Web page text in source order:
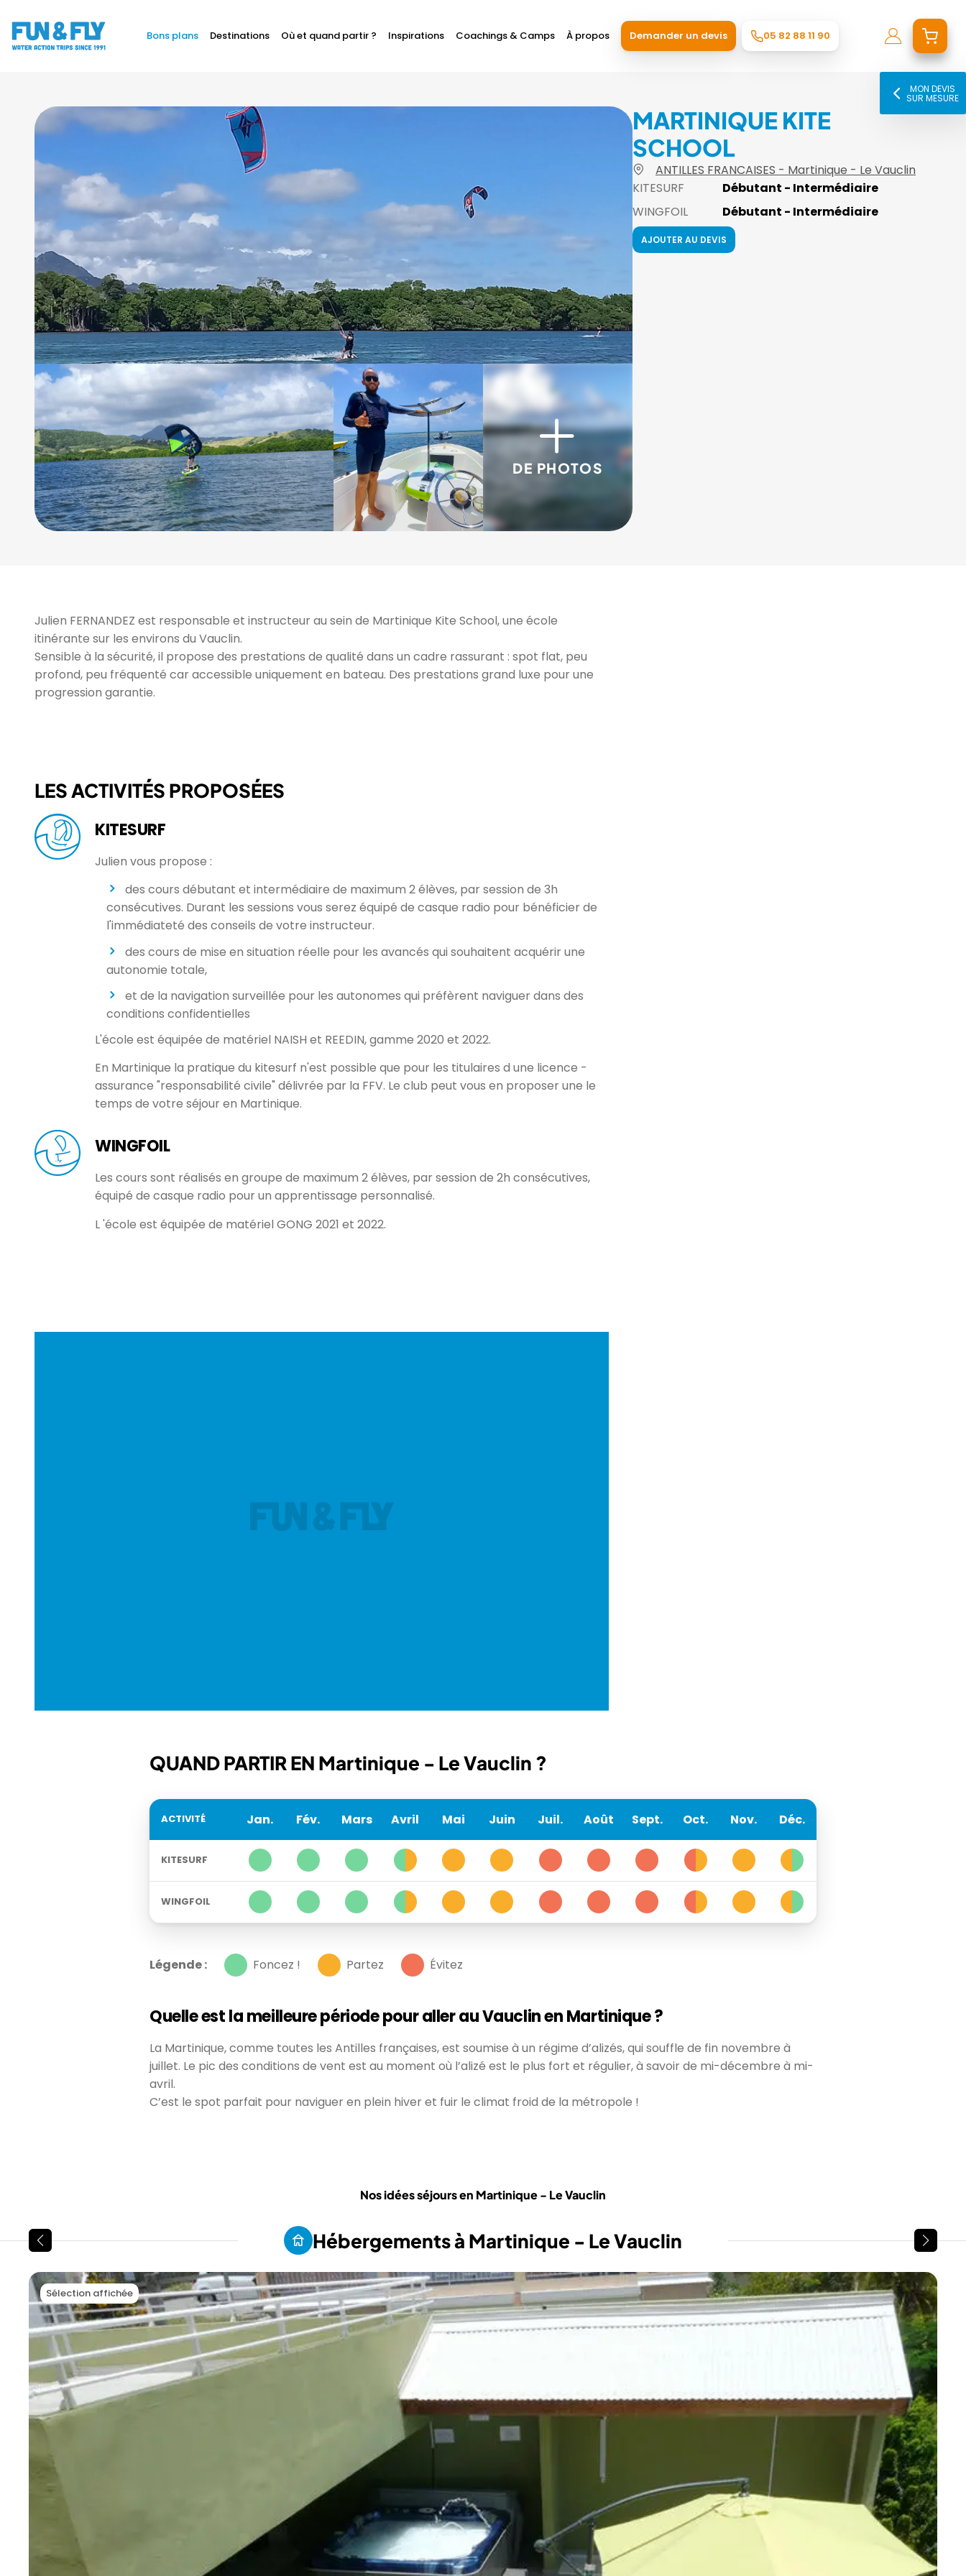
OÙ ET QUAND PARTIR ?
COACHINGS & CAMPS
BON CADEAU
LE BLOG RIDER
DEMANDER UN DEVIS
Bons plans Destinations Où et quand partir ? Inspirations Coachings & Camps À propos Demander un devis 05 82 88 11 90
1/5
2/5 3/5 4/5
DE PHOTOS
MARTINIQUE KITE
SCHOOL
ANTILLES FRANCAISES - Martinique - Le Vauclin
KITESURF
Débutant - Intermédiaire
WINGFOIL
Débutant - Intermédiaire
AJOUTER AU DEVIS
Julien FERNANDEZ est responsable et instructeur au sein de Martinique Kite School, une école
itinérante sur les environs du Vauclin.
Sensible à la sécurité, il propose des prestations de qualité dans un cadre rassurant : spot flat, peu
profond, peu fréquenté car accessible uniquement en bateau. Des prestations grand luxe pour une
progression garantie.
LES ACTIVITÉS PROPOSÉES
KITESURF
Julien vous propose :
des cours débutant et intermédiaire de maximum 2 élèves, par session de 3h
consécutives. Durant les sessions vous serez équipé de casque radio pour bénéficier de
l'immédiateté des conseils de votre instructeur.
des cours de mise en situation réelle pour les avancés qui souhaitent acquérir une
autonomie totale,
et de la navigation surveillée pour les autonomes qui préfèrent naviguer dans des
conditions confidentielles
L'école est équipée de matériel NAISH et REEDIN, gamme 2020 et 2022.
En Martinique la pratique du kitesurf n'est possible que pour les titulaires d une licence -
assurance "responsabilité civile" délivrée par la FFV. Le club peut vous en proposer une le
temps de votre séjour en Martinique.
WINGFOIL
Les cours sont réalisés en groupe de maximum 2 élèves, par session de 2h consécutives,
équipé de casque radio pour un apprentissage personnalisé.
L 'école est équipée de matériel GONG 2021 et 2022.
QUAND PARTIR EN Martinique - Le Vauclin ?
ACTIVITÉ Jan. Fév. Mars Avril Mai Juin Juil. Août Sept. Oct. Nov. Déc.
KITESURF
WINGFOIL
Légende : Foncez ! Partez Évitez
Quelle est la meilleure période pour aller au Vauclin en Martinique ?
La Martinique, comme toutes les Antilles françaises, est soumise à un régime d’alizés, qui souffle de fin novembre à
juillet. Le pic des conditions de vent est au moment où l’alizé est le plus fort et régulier, à savoir de mi-décembre à mi-
avril.
C’est le spot parfait pour naviguer en plein hiver et fuir le climat froid de la métropole !
Nos idées séjours en Martinique - Le Vauclin
Hébergements à Martinique - Le Vauclin
Sélection affichée
MON DEVIS
SUR MESURE